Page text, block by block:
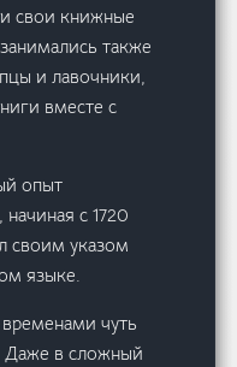
свои книжные
также
и лавочники,
вместе с
опыт
с 1720
своим указом
языке.
чуть
Даже в сложный